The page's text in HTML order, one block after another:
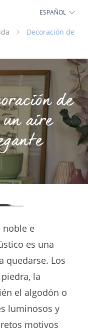
ESPAÑOL
Decoración de
de
aire
noble e
es una
quedarse. Los
la
el algodón o
luminosos y
motivos